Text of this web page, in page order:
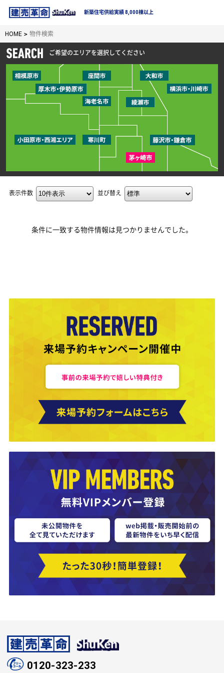
新築住宅供給実績 8,000棟以上
HOME 物件検索
ご希望のエリアを選択してください
表示件数 並び替え
条件に一致する物件情報は見つかりませんでした。
0120-323-233